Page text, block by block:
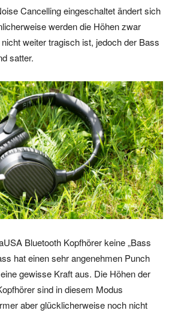
Cancelling eingeschaltet ändert sich
werden die Höhen zwar
weiter tragisch ist, jedoch der Bass
satter.
Bluetooth Kopfhörer keine „Bass
hat einen sehr angenehmen Punch
gewisse Kraft aus. Die Höhen der
sind in diesem Modus
aber glücklicherweise noch nicht